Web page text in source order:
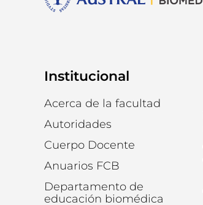
Institucional
Acerca de la facultad
Autoridades
Cuerpo Docente
Anuarios FCB
Departamento de
educación biomédica